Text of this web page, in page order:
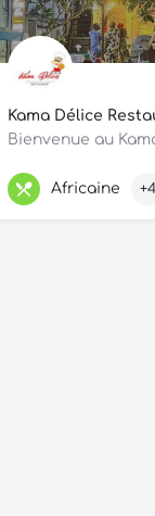
Kama Délice
OUVERT
Africaine +4